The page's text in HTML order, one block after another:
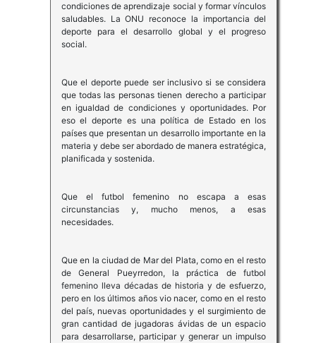
condiciones de aprendizaje social y formar vínculos
saludables. La ONU reconoce la importancia del
deporte para el desarrollo global y el progreso
social.
Que el deporte puede ser inclusivo si se considera
que todas las personas tienen derecho a participar
en igualdad de condiciones y oportunidades. Por
eso el deporte es una política de Estado en los
países que presentan un desarrollo importante en la
materia y debe ser abordado de manera estratégica,
planificada y sostenida.
Que el futbol femenino no escapa a esas
circunstancias y, mucho menos, a esas
necesidades.
Que en la ciudad de Mar del Plata, como en el resto
de General Pueyrredon, la práctica de futbol
femenino lleva décadas de historia y de esfuerzo,
pero en los últimos años vio nacer, como en el resto
del país, nuevas oportunidades y el surgimiento de
gran cantidad de jugadoras ávidas de un espacio
para desarrollarse, participar y generar un impulso